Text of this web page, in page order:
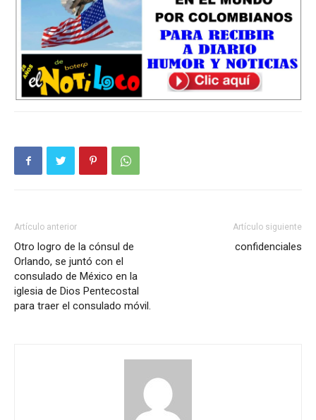
Artículo anterior
Otro logro de la cónsul de
Orlando, se juntó con el
consulado de México en la
iglesia de Dios Pentecostal
para traer el consulado móvil.
Artículo siguiente
confidenciales